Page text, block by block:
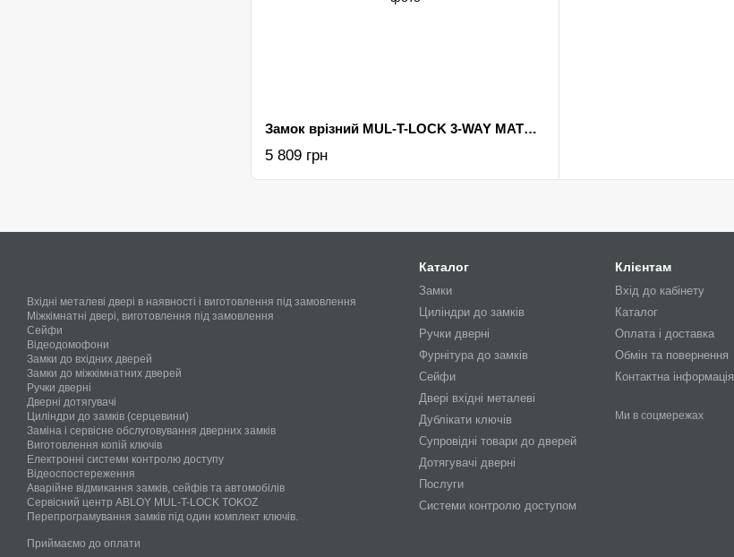
Замок врізний MUL-T-LOCK 3-WAY MATRIX DFM10328M CR UNIV BS65мм 85мм 3KEY MTR_M 100мм w/o_SP
5 809 грн
Вхідні металеві двері в наявності і виготовлення під замовлення
Міжкімнатні двері, виготовлення під замовлення
Сейфи
Відеодомофони
Замки до вхідних дверей
Замки до міжкімнатних дверей
Ручки дверні
Дверні дотягувачі
Циліндри до замків (серцевини)
Заміна і сервісне обслуговування дверних замків
Виготовлення копій ключів
Електронні системи контролю доступу
Відеоспостереження
Аварійне відмикання замків, сейфів та автомобілів
Сервісний центр ABLOY MUL-T-LOCK TOKOZ
Перепрограмування замків під один комплект ключів.
Приймаємо до оплати
Каталог
Замки
Циліндри до замків
Ручки дверні
Фурнітура до замків
Сейфи
Двері вхідні металеві
Дублікати ключів
Супровідні товари до дверей
Дотягувачі дверні
Послуги
Системи контролю доступом
Клієнтам
Вхід до кабінету
Каталог
Оплата і доставка
Обмін та повернення
Контактна інформація
Ми в соцмережах